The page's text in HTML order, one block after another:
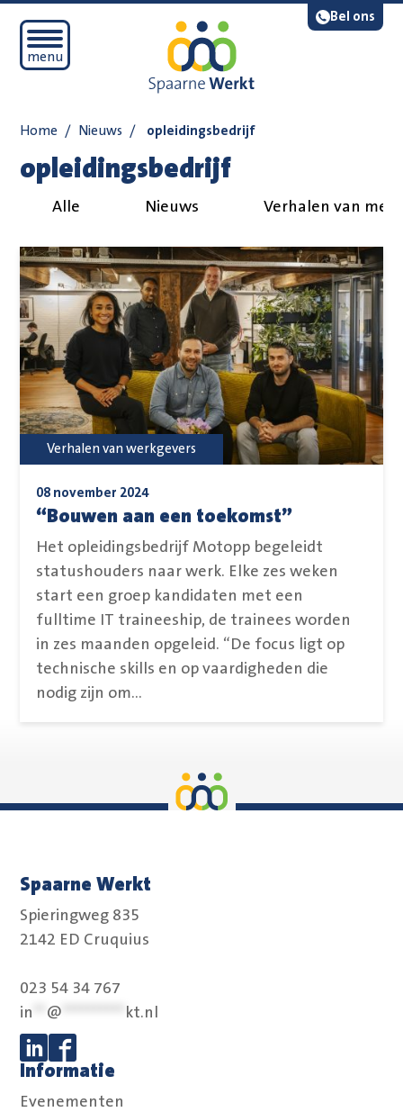
Bel ons
Open mobiel menu
menu
Lees voor
Home / Nieuws / opleidingsbedrijf
opleidingsbedrijf
Alle Nieuws Verhalen van
“Bouwen aan een toekomst”
08 november 2024
Het opleidingsbedrijf Motopp begeleidt
statushouders naar werk. Elke zes weken
start een groep kandidaten met een
fulltime IT traineeship, de trainees worden
in zes maanden opgeleid. “De focus ligt op
technische skills en op vaardigheden die
nodig zijn om...
Verhalen van werkgevers
Spaarne Werkt
Spieringweg 835
2142 ED Cruquius
023 54 34 767
in
@ kt.nl
Volg ons op Linkedin
Volg ons op Facebook
Informatie
Evenementen